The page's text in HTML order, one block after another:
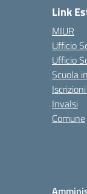
Link
MIUR
Ufficio
Ufficio
Scuola
Invalsi
Comune